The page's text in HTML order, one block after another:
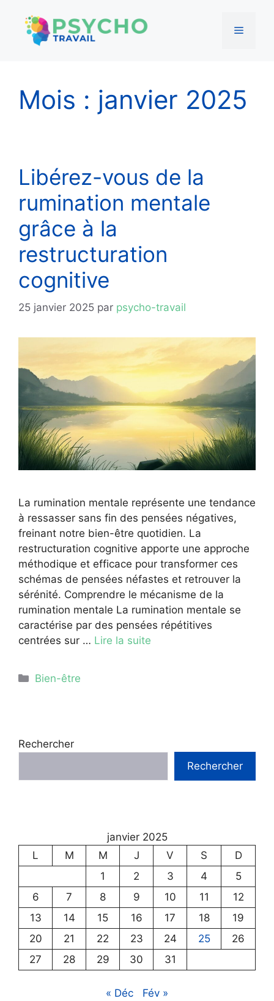
contenu
Menu
Mois : janvier 2025
Libérez-vous de la
rumination mentale
grâce à la
restructuration
cognitive
25 janvier 2025 par psycho-travail
La rumination mentale représente une tendance
à ressasser sans fin des pensées négatives,
freinant notre bien-être quotidien. La
restructuration cognitive apporte une approche
méthodique et efficace pour transformer ces
schémas de pensées néfastes et retrouver la
sérénité. Comprendre le mécanisme de la
rumination mentale La rumination mentale se
caractérise par des pensées répétitives
centrées sur … Lire la suite
Catégories
Bien-être
Rechercher
Rechercher
janvier 2025
L
M M J V S
D
1
2 3 4
5
6
7 8 9 10 11
12
13
14 15 16 17 18
19
20
21 22 23 24 25
26
27
28 29 30 31
« Déc Fév »